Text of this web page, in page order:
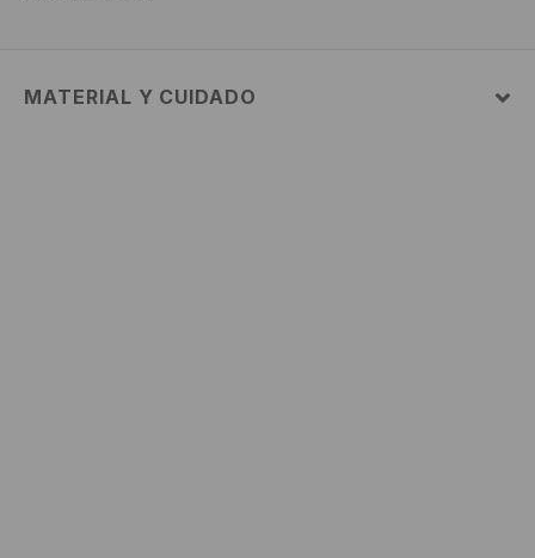
MATERIAL Y CUIDADO